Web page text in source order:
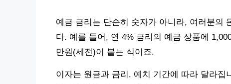
예금 금리는 단순히 숫자가 아니라, 여러분의
다. 예를 들어, 연 4% 금리의 예금 상품에
만원(세전)이 붙는 식이죠.
이자는 원금과 금리, 예치 기간에 따라 달라